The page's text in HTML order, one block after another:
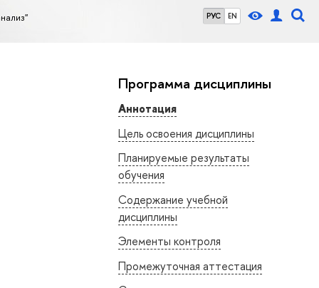
РУС EN
Программа дисциплины
Аннотация
Цель освоения дисциплины
Планируемые результаты
обучения
Содержание учебной
дисциплины
Элементы контроля
Промежуточная аттестация